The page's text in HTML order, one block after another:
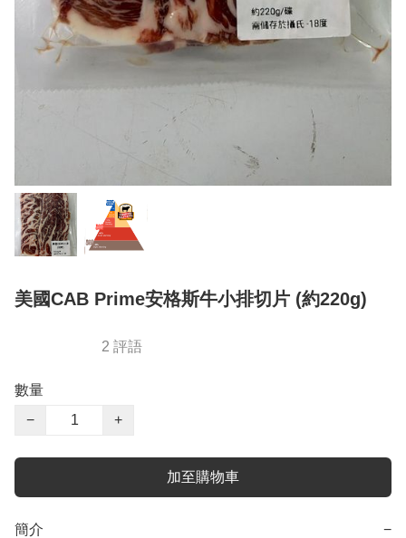
美國CAB Prime安格斯牛小排切片 (約220g)
2 評語
數量
−
+
加至購物車
簡介 −